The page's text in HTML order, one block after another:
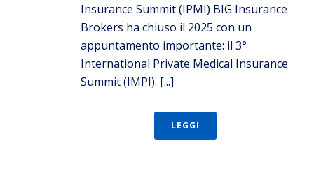
Insurance Summit (IPMI) BIG Insurance
Brokers ha chiuso il 2025 con un
appuntamento importante: il 3°
International Private Medical Insurance
Summit (IMPI). [...]
LEGGI